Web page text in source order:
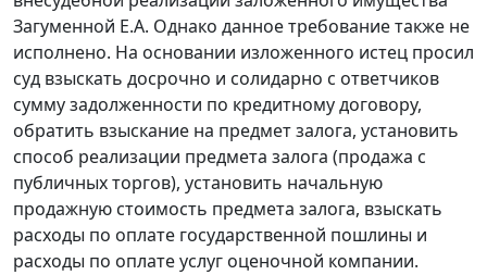
Загуменной Е.А. Однако данное требование также не
исполнено. На основании изложенного истец просил
суд взыскать досрочно и солидарно с ответчиков
сумму задолженности по кредитному договору,
обратить взыскание на предмет залога, установить
способ реализации предмета залога (продажа с
публичных торгов), установить начальную
продажную стоимость предмета залога, взыскать
расходы по оплате государственной пошлины и
расходы по оплате услуг оценочной компании.